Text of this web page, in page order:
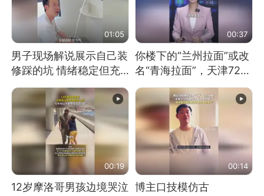
01:05
男子现场解说展示自己装
修踩的坑 情绪稳定但充
满无奈 每处都有精心设
计 但每处都有瑕疵 网
友：一开始我没笑 但看
到洗手盆我没绷住
00:37
你楼下的“兰州拉面”或改
名“青海拉面”，天津72家
面馆已集体更换招牌
00:19
12岁摩洛哥男孩边境哭泣
00:14
博主口技模仿古